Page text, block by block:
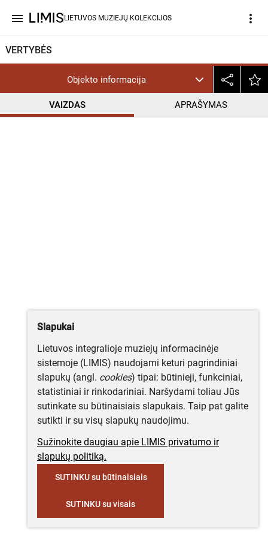
menu LIETUVOS MUZIEJŲ KOLEKCIJOS more_vert
VERTYBĖS
Objekto informacija
VAIZDAS APRAŠYMAS
Slapukai
Lietuvos integralioje muziejų informacinėje
sistemoje (LIMIS) naudojami keturi pagrindiniai
slapukų (angl. cookies) tipai: būtinieji, funkciniai,
statistiniai ir rinkodariniai. Naršydami toliau Jūs
sutinkate su būtinaisiais slapukais. Taip pat galite
sutikti ir su visų slapukų naudojimu.
Sužinokite daugiau apie LIMIS privatumo ir
slapukų politiką.
SUTINKU su būtinaisiais
SUTINKU su visais